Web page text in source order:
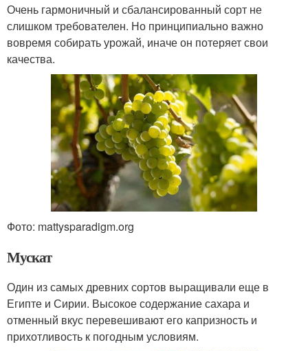
Очень гармоничный и сбалансированный сорт не
слишком требователен. Но принципиально важно
вовремя собирать урожай, иначе он потеряет свои
качества.
Фото: mattysparadigm.org
Мускат
Один из самых древних сортов выращивали еще в
Египте и Сирии. Высокое содержание сахара и
отменный вкус перевешивают его капризность и
прихотливость к погодным условиям.